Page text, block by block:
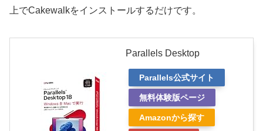
上でCakewalkをインストールするだけです。
Parallels Desktop
Parallels公式サイト
無料体験版ページ
Amazonから探す